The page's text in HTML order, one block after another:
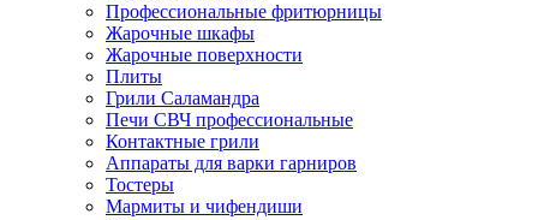
Профессиональные фритюрницы
Жарочные шкафы
Жарочные поверхности
Плиты
Грили Саламандра
Печи СВЧ профессиональные
Контактные грили
Аппараты для варки гарниров
Тостеры
Мармиты и чифендиши